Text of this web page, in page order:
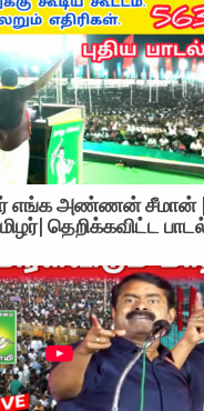
எங்க அண்ணன் சீமான் |
தெறிக்கவிட்ட